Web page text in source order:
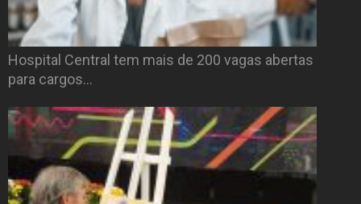
Hospital Central tem mais de 200 vagas abertas
para cargos…